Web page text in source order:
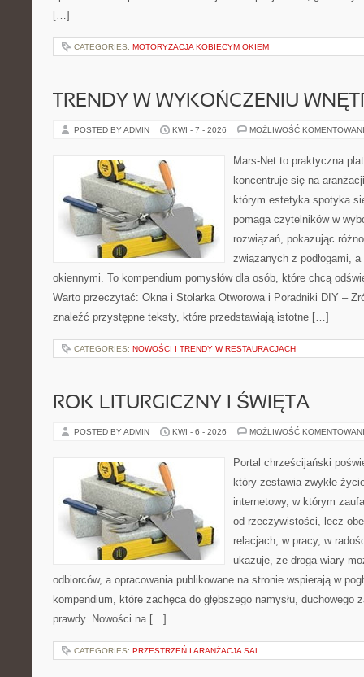
[…]
CATEGORIES: MOTORYZACJA KOBIECYM OKIEM
TRENDY W WYKOŃCZENIU
POSTED BY ADMIN KWI - 7 - 2026 MOŻLIWOŚĆ
Mars-Net to praktyczna
koncentruje się na
którym estetyka spotyka
pomaga czytelników w
rozwiązań, pokazując
związanych z podłogami,
okiennymi. To kompendium pomysłów dla osób, które chcą
Warto przeczytać: Okna i Stolarka Otworowa i Poradniki DIY –
znaleźć przystępne teksty, które przedstawiają istotne […]
CATEGORIES: NOWOŚCI I TRENDY W RESTAURACJACH
ROK LITURGICZNY I ŚWIĘTA
POSTED BY ADMIN KWI - 6 - 2026 MOŻLIWOŚĆ
Portal chrześcijański
który zestawia zwykłe
internetowy, w którym
od rzeczywistości, lecz
relacjach, w pracy, w
ukazuje, że droga wiary
odbiorców, a opracowania publikowane na stronie wspierają w
kompendium, które zachęca do głębszego namysłu, duchowego
prawdy. Nowości na […]
CATEGORIES: PRZESTRZEŃ I ARANŻACJA SAL